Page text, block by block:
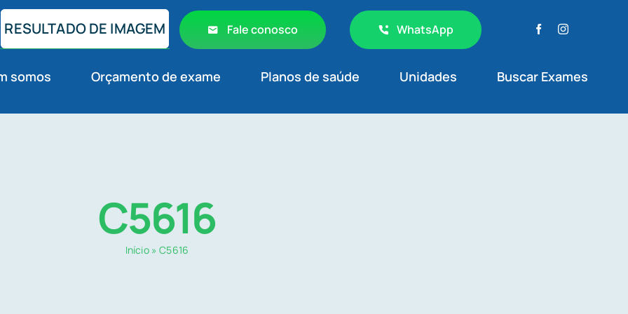
RESULTADO DE IMAGEM Fale conosco WhatsApp
somos Orçamento de exame Planos de saúde Unidades Buscar Exames
C5616
Início»C5616